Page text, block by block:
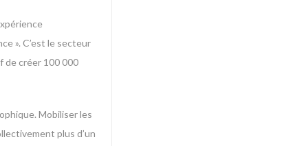
». C’est le secteur
de créer 100 000
Mobiliser les
plus d’un